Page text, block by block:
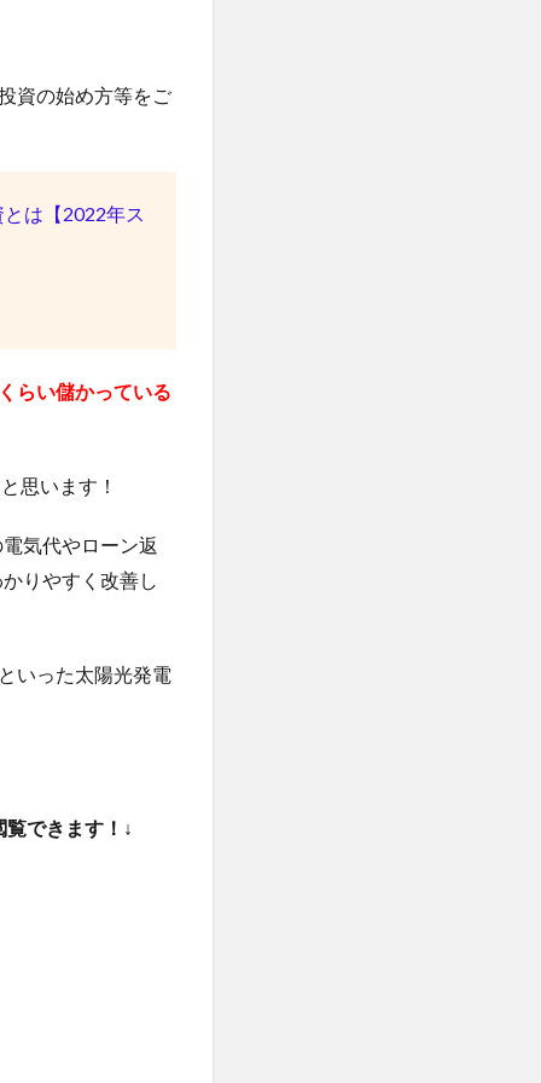
資の始め方等をご
は【2022年ス
らい儲かっている
思います！
気代やローン返
りやすく改善し
いった太陽光発電
できます！↓